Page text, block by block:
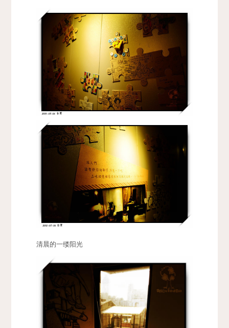
清晨的一缕阳光